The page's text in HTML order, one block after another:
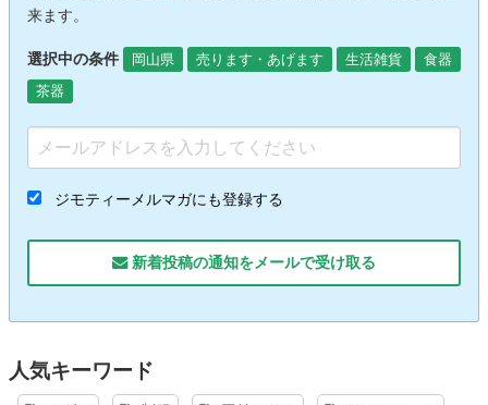
来ます。
選択中の条件 岡山県 売ります・あげます 生活雑貨
食器
茶器
ジモティーメルマガにも登録する
新着投稿の通知をメールで受け取る
人気キーワード